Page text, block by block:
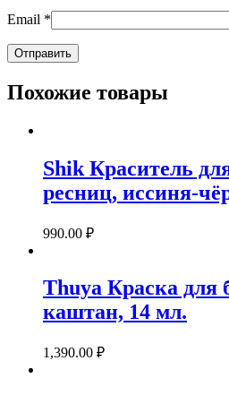
Email *
Похожие товары
Shik Краситель
ресниц, иссиня-
990.00 ₽
Thuya Краска для
каштан, 14 мл.
1,390.00 ₽